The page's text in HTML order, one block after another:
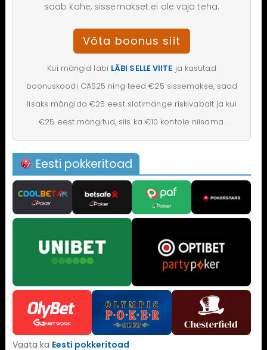
saab kohe, sissemakset ei ole vaja teha.
Võta boonus siit
Kui mängid läbi LÄBI SELLE VIITE ja kasutad
boonuskoodi CAS25 ning teed €25 sissemakse, saad
lisaks mängida €25 eest slotimänge riskivabalt ja kui
€25 eest mängitud, siis ka €10 kontole niisama.
Eesti pokkeritoad
Vaata ka Eesti pokkeritoad